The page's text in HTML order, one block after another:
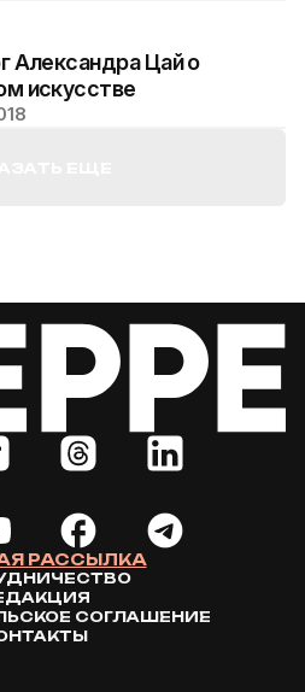
Александра Цай о
искусстве
РАССЫЛКА
СОГЛАШЕНИЕ